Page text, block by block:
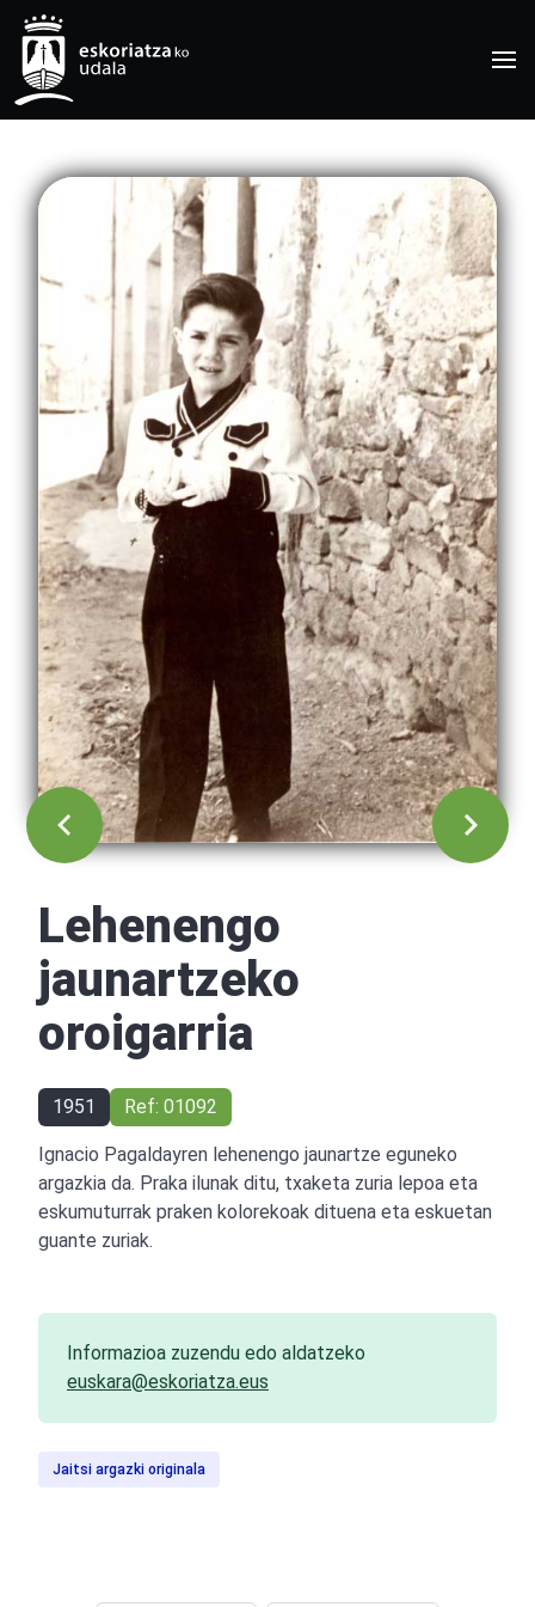
Lehenengo
jaunartzeko
oroigarria
1951 Ref: 01092
Ignacio Pagaldayren lehenengo jaunartze eguneko
argazkia da. Praka ilunak ditu, txaketa zuria lepoa eta
eskumuturrak praken kolorekoak dituena eta eskuetan
guante zuriak.
Informazioa zuzendu edo aldatzeko
euskara@eskoriatza.eus
Jaitsi argazki originala